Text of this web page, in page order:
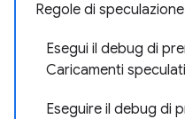
Regole di
Esegui il debug di
Caricamenti
Eseguire il debug di